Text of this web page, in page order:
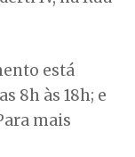
está
8h às 18h; e
mais